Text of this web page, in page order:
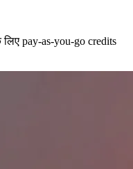
pay-as-you-go credits